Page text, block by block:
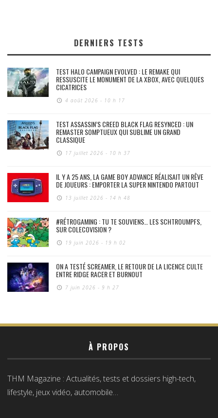
DERNIERS TESTS
TEST HALO CAMPAIGN EVOLVED : LE REMAKE QUI
RESSUSCITE LE MONUMENT DE LA XBOX, AVEC QUELQUES
CICATRICES
4 août 2026 - 10 h 17
TEST ASSASSIN’S CREED BLACK FLAG RESYNCED : UN
REMASTER SOMPTUEUX QUI SUBLIME UN GRAND
CLASSIQUE
17 juillet 2026 - 10 h 37
IL Y A 25 ANS, LA GAME BOY ADVANCE RÉALISAIT UN RÊVE
DE JOUEURS : EMPORTER LA SUPER NINTENDO PARTOUT
13 juillet 2026 - 14 h 48
#RÉTROGAMING : TU TE SOUVIENS… LES SCHTROUMPFS,
SUR COLECOVISION ?
19 juin 2026 - 19 h 02
ON A TESTÉ SCREAMER, LE RETOUR DE LA LICENCE CULTE
ENTRE RIDGE RACER ET BURNOUT
7 juin 2026 - 9 h 27
À PROPOS
THM Magazine : Actualités, tests et dossiers high-tech,
lifestyle, jeux vidéo, automobile…